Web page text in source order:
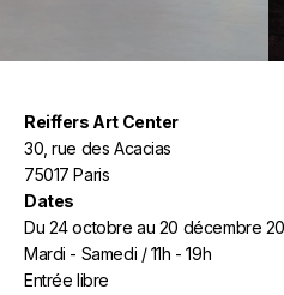
Reiffers Art Center
30, rue des Acacias
75017 Paris
Dates
Du 24 octobre au 20 décembre
Mardi - Samedi / 11h - 19h
Entrée libre